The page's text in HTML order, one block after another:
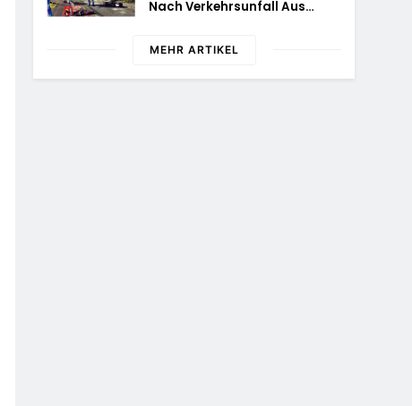
Nach Verkehrsunfall Aus
MEHR ARTIKEL